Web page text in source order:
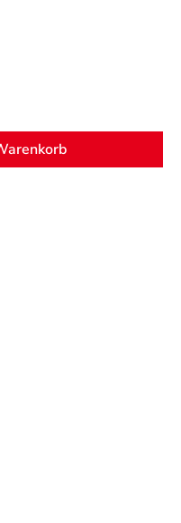
Wert ein